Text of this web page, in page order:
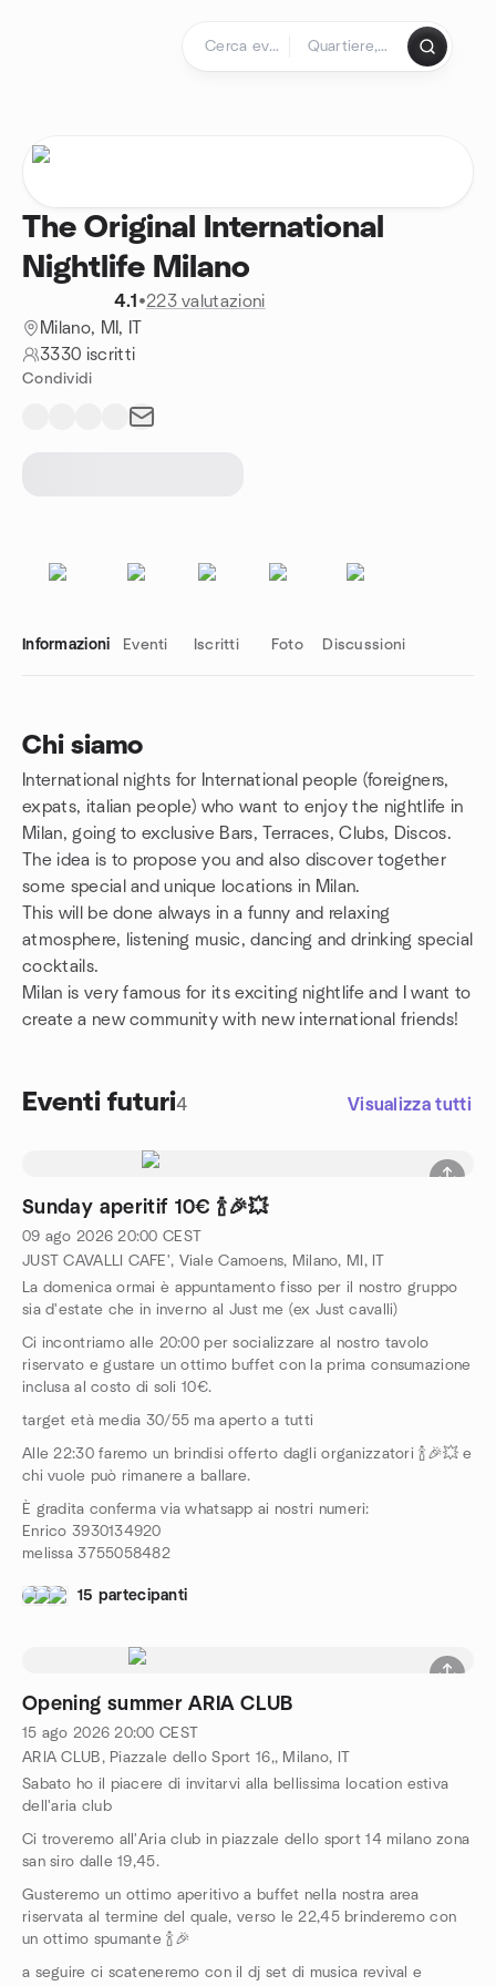
The Original International
Nightlife Milano
4.1 •223 valutazioni
Milano, MI, IT
3330 iscritti
Condividi
Informazioni Eventi Iscritti Foto Discussioni
Chi siamo
International nights for International people (foreigners,
expats, italian people) who want to enjoy the nightlife in
Milan, going to exclusive Bars, Terraces, Clubs, Discos.
The idea is to propose you and also discover together
some special and unique locations in Milan.
This will be done always in a funny and relaxing
atmosphere, listening music, dancing and drinking special
cocktails.
Milan is very famous for its exciting nightlife and I want to
create a new community with new international friends!
Eventi futuri4 Visualizza tutti
Sunday aperitif 10€ 🍾🎉💥
09 ago 2026 20:00 CEST
JUST CAVALLI CAFE', Viale Camoens, Milano, MI, IT
La domenica ormai è appuntamento fisso per il nostro gruppo
sia d'estate che in inverno al Just me (ex Just cavalli)
Ci incontriamo alle 20:00 per socializzare al nostro tavolo
riservato e gustare un ottimo buffet con la prima consumazione
inclusa al costo di soli 10€.
target età media 30/55 ma aperto a tutti
Alle 22:30 faremo un brindisi offerto dagli organizzatori 🍾🎉💥 e
chi vuole può rimanere a ballare.
È gradita conferma via whatsapp ai nostri numeri:
Enrico 3930134920
melissa 3755058482
15 partecipanti
Opening summer ARIA CLUB
15 ago 2026 20:00 CEST
ARIA CLUB, Piazzale dello Sport 16,, Milano, IT
Sabato ho il piacere di invitarvi alla bellissima location estiva
dell'aria club
Ci troveremo all'Aria club in piazzale dello sport 14 milano zona
san siro dalle 19,45.
Gusteremo un ottimo aperitivo a buffet nella nostra area
riservata al termine del quale, verso le 22,45 brinderemo con
un ottimo spumante 🍾🎉
a seguire ci scateneremo con il dj set di musica revival e
Link del gruppo